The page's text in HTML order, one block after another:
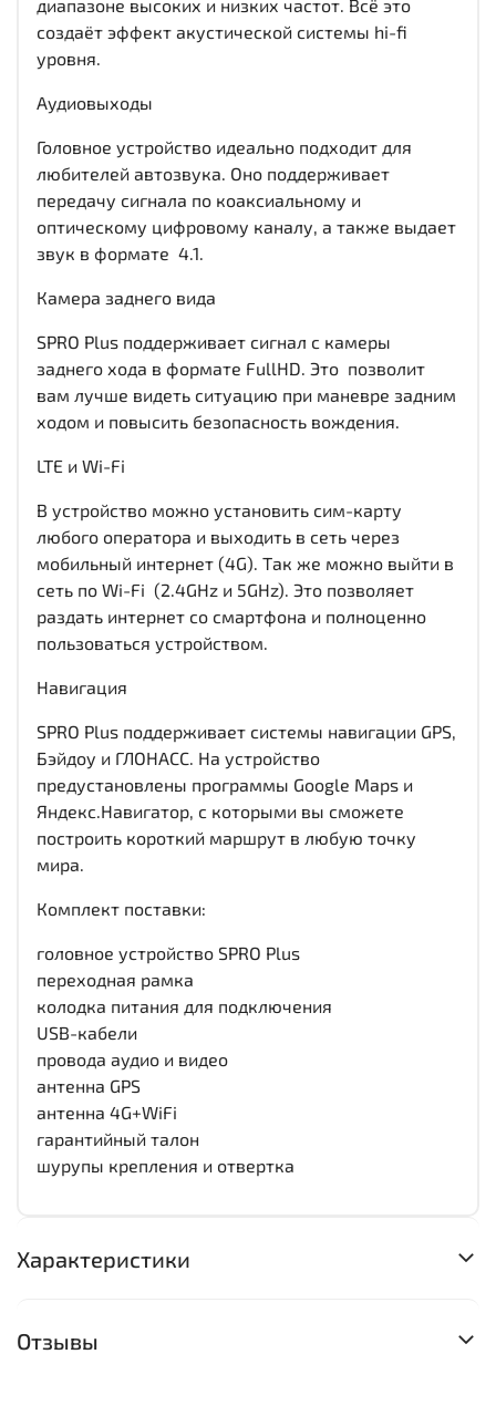
диапазоне высоких и низких частот. Всё это
создаёт эффект акустической системы hi-fi
уровня.
Аудиовыходы
Головное устройство идеально подходит для
любителей автозвука. Оно поддерживает
передачу сигнала по коаксиальному и
оптическому цифровому каналу, а также выдает
звук в формате 4.1.
Камера заднего вида
SPRO Plus поддерживает сигнал с камеры
заднего хода в формате FullHD. Это позволит
вам лучше видеть ситуацию при маневре задним
ходом и повысить безопасность вождения.
LTE и Wi-Fi
В устройство можно установить сим-карту
любого оператора и выходить в сеть через
мобильный интернет (4G). Так же можно выйти в
сеть по Wi-Fi (2.4GHz и 5GHz). Это позволяет
раздать интернет со смартфона и полноценно
пользоваться устройством.
Навигация
SPRO Plus поддерживает системы навигации GPS,
Бэйдоу и ГЛОНАСС. На устройство
предустановлены программы Google Maps и
Яндекс.Навигатор, с которыми вы сможете
построить короткий маршрут в любую точку
мира.
Комплект поставки:
головное устройство SPRO Plus
переходная рамка
колодка питания для подключения
USB-кабели
провода аудио и видео
антенна GPS
антенна 4G+WiFi
гарантийный талон
шурупы крепления и отвертка
Характеристики
Отзывы